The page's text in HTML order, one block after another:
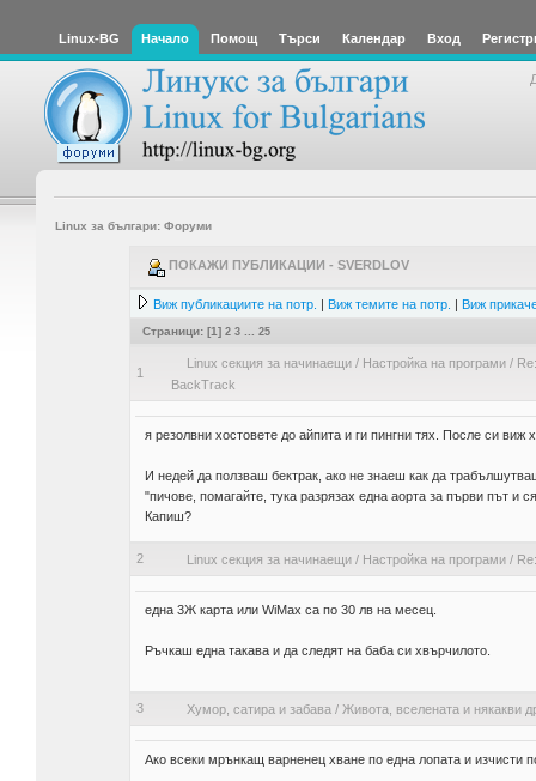
Linux-BG Начало Помощ Търси Календар Вход
Linux за българи: Форуми
ПОКАЖИ ПУБЛИКАЦИИ - SVERDLOV
Виж публикациите на потр. | Виж темите на потр. | Виж
Страници: [1] 2 3 25
1
Linux секция за начинаещи/ Настройка на програми/
BackTrack
я резолвни хостовете до айпита и ги пингни тях. После си виж
И недей да ползваш бектрак, ако не знаеш как да
"пичове, помагайте, тука разрязах една аорта за първи път и
Капиш?
2 Linux секция за начинаещи/ Настройка на програми/
една 3Ж карта или WiMax са по 30 лв на месец.
Ръчкаш една такава и да следят на баба си хвърчилото.
3 Хумор, сатира и забава / Живота, вселената и някакви
Ако всеки мрънкащ варненец хване по една лопата и изчисти